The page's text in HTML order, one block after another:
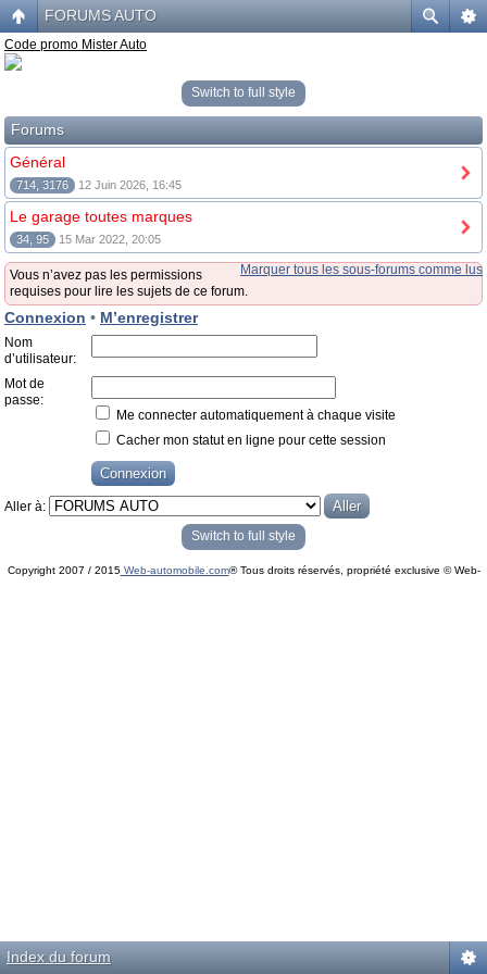
FORUMS AUTO
Code promo Mister Auto
Switch to full style
Forums
Général
714, 3176 12 Juin 2026, 16:45
Le garage toutes marques
34, 95 15 Mar 2022, 20:05
Marquer tous les sous-forums comme lus
Vous n’avez pas les permissions
requises pour lire les sujets de ce forum.
Connexion • M’enregistrer
Nom
d’utilisateur:
Mot de
passe:
Me connecter automatiquement à chaque visite
Cacher mon statut en ligne pour cette session
Aller à:
Switch to full style
Copyright 2007 / 2015Web-automobile.com® Tous droits réservés, propriété exclusive © Web-
Index du forum